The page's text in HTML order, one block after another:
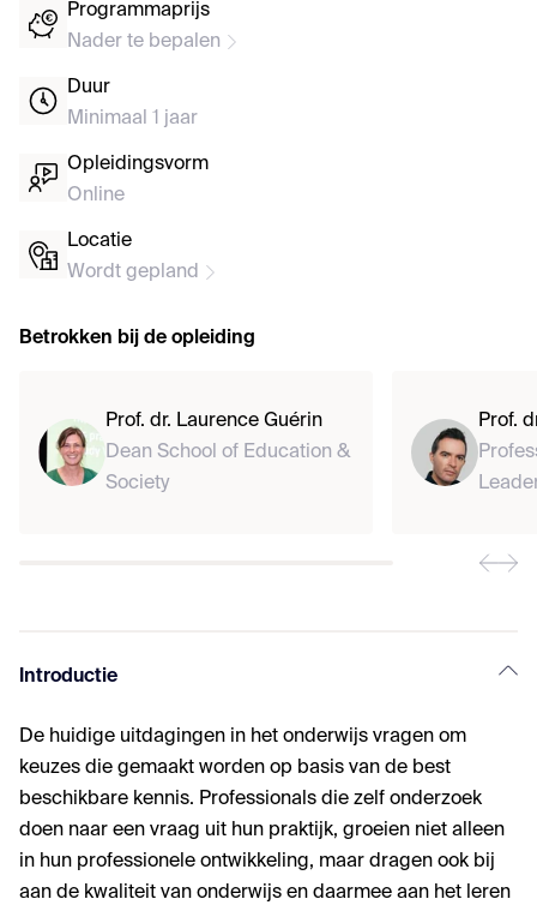
Introductie
De huidige uitdagingen in het onderwijs vragen om
keuzes die gemaakt worden op basis van de best
beschikbare kennis. Professionals die zelf onderzoek
doen naar een vraag uit hun praktijk, groeien niet alleen
in hun professionele ontwikkeling, maar dragen ook bij
aan de kwaliteit van onderwijs en daarmee aan het leren
Programmaprijs
Nader te bepalen
Duur
Minimaal 1 jaar
Opleidingsvorm
Online
Locatie
Wordt gepland
Betrokken bij de opleiding
Prof. dr. Laurence Guérin
Dean School of Education &
Society
Prof.